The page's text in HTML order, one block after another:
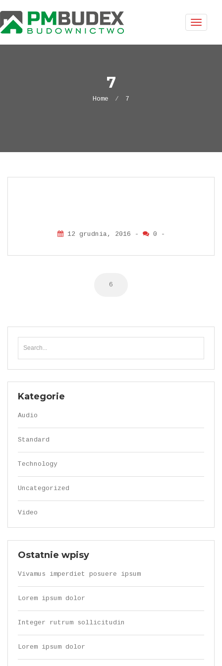
Toggle
7
Home 7
12 grudnia, 2016 - 0 -
6
Kategorie
Audio
Standard
Technology
Uncategorized
Video
Ostatnie wpisy
Vivamus imperdiet posuere ipsum
Lorem ipsum dolor
Integer rutrum sollicitudin
Lorem ipsum dolor